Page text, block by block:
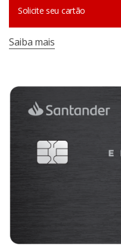
Solicite seu cartão
Saiba mais